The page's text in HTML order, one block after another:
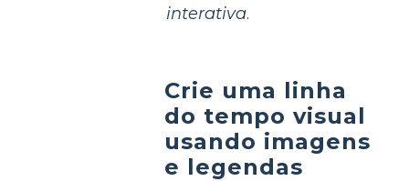
interativa.
Crie uma linha
do tempo visual
usando imagens
e legendas